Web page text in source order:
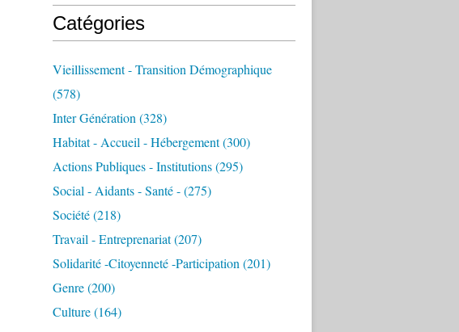
Catégories
Vieillissement - Transition Démographique
(578)
Inter Génération (328)
Habitat - Accueil - Hébergement(300)
Actions Publiques - Institutions(295)
Social - Aidants - Santé -(275)
Société(218)
Travail - Entreprenariat(207)
Solidarité -citoyenneté -participation (201)
Genre(200)
Culture(164)